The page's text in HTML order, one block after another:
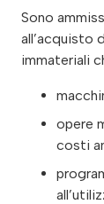
Sono
all’acquisto
immateriali
opere
costi